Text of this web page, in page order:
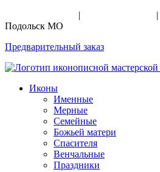
| |
Подольск МО
Предварительный заказ
Иконы
Именные
Мерные
Семейные
Божьей матери
Спасителя
Венчальные
Праздники